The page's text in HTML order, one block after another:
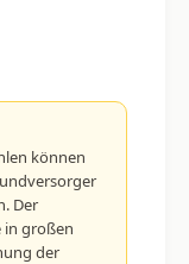
können
Der
in großen
der